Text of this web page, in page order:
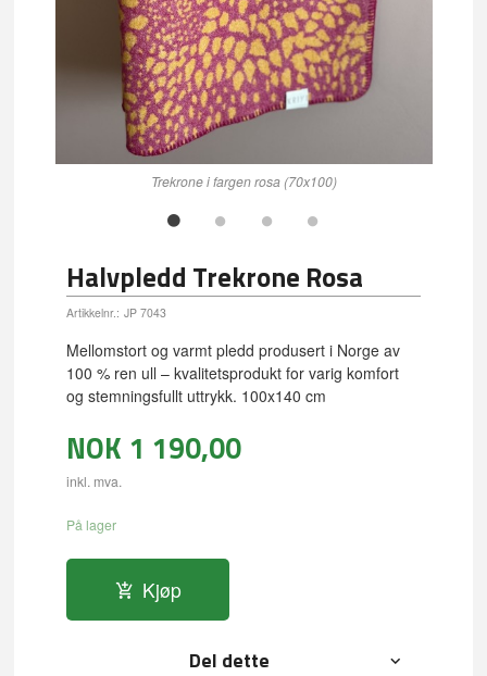
Trekrone i fargen rosa (70x100)
Halvpledd Trekrone Rosa
Artikkelnr.: JP 7043
Mellomstort og varmt pledd produsert i Norge av
100 % ren ull – kvalitetsprodukt for varig komfort
og stemningsfullt uttrykk. 100x140 cm
NOK 1 190,00
inkl. mva.
På lager
Kjøp
Del dette